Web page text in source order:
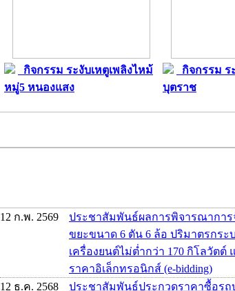
กิจกรรม ระงับเหตูเพลิงไหม้
หมู่5 หนองแสง
กิจกรรม ร
บุตราช
12 ก.พ. 2569
ประชาสัมพันธ์ผลการพิจารณากา
ขยะขนาด 6 ตัน 6 ล้อ ปริมาตรกระ
เครื่องยนต์ไม่ต่ำกว่า 170 กิโลวัต
ราคาอิเล็กทรอนิกส์ (e-bidding)
12 ธ.ค. 2568
ประชาสัมพันธ์ประกวดราคาซื้อรถ